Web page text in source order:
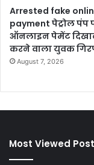
Arrested fake
payment पेट्रोल पंप
ऑनलाइन पेमेंट
करने वाला युवक
August 7, 2026
Most Viewed